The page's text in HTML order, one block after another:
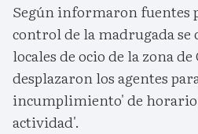
Según informaron fuentes
control de la madrugada
locales de ocio de la zona
desplazaron los agentes
incumplimiento' de horario
actividad'.